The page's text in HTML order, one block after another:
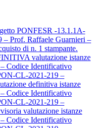
PONFESR -13.1.1A-
Prof. Raffaele Guarnieri –
di n. 1 stampante.
valutazione istanze
Codice Identificativo
CL-2021-219 –
definitiva istanze
Codice Identificativo
CL-2021-219 –
valutazione istanze
Codice Identificativo